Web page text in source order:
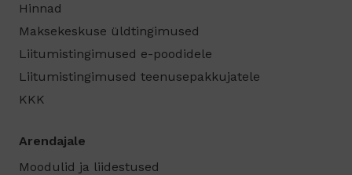
Hinnad
Maksekeskuse üldtingimused
Liitumistingimused e-poodidele
Liitumistingimused teenusepakkujatele
KKK
Arendajale
Moodulid ja liidestused